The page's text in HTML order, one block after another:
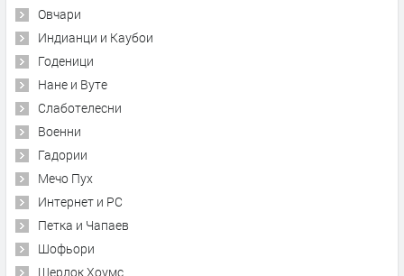
Овчари
Индианци и Каубои
Годеници
Нане и Вуте
Слаботелесни
Военни
Гадории
Мечо Пух
Интернет и PC
Петка и Чапаев
Шофьори
Шерлок Хоумс